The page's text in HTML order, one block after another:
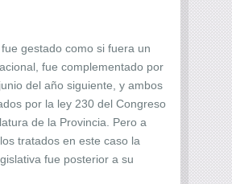
gestado como si fuera un
fue complementado por
del año siguiente, y ambos
por la ley 230 del Congreso
de la Provincia. Pero a
tratados en este caso la
fue posterior a su